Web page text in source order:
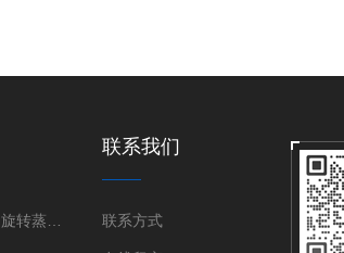
联系我们
联系方式